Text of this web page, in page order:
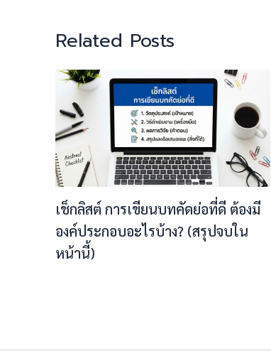
Related Posts
เช็กลิสต์ การเขียนบทคัดย่อที่ดี ต้องมี
องค์ประกอบอะไรบ้าง? (สรุปจบใน
หน้านี้)